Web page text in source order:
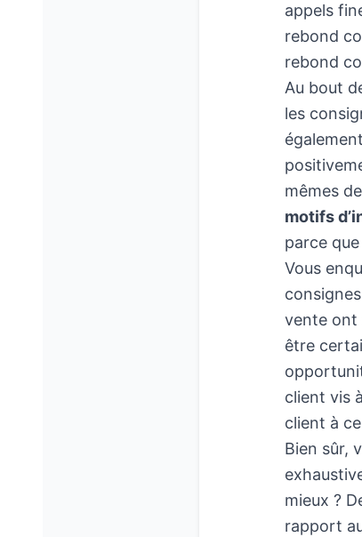
appels
rebond
rebond
Au bout
les
mêmes
motifs
parce
Vous
vente ont
être
client vis
client à
Bien sûr,
mieux ?
rapport